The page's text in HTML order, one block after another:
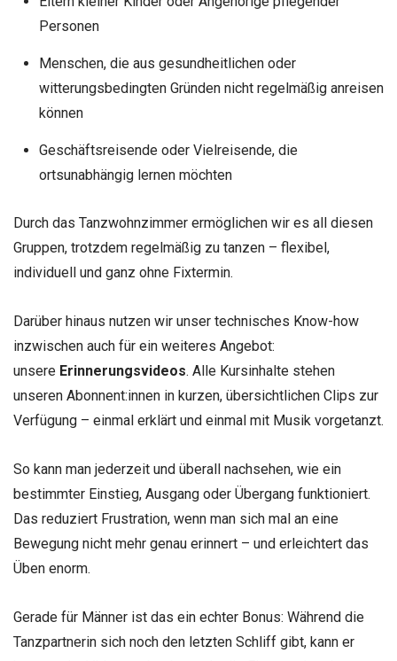
Personen
Menschen, die aus gesundheitlichen oder
witterungsbedingten Gründen nicht regelmäßig anreisen
können
Geschäftsreisende oder Vielreisende, die
ortsunabhängig lernen möchten
Durch das Tanzwohnzimmer ermöglichen wir es all diesen
Gruppen, trotzdem regelmäßig zu tanzen – flexibel,
individuell und ganz ohne Fixtermin.
Darüber hinaus nutzen wir unser technisches Know-how
inzwischen auch für ein weiteres Angebot:
unsere Erinnerungsvideos. Alle Kursinhalte stehen
unseren Abonnent:innen in kurzen, übersichtlichen Clips zur
Verfügung – einmal erklärt und einmal mit Musik vorgetanzt.
So kann man jederzeit und überall nachsehen, wie ein
bestimmter Einstieg, Ausgang oder Übergang funktioniert.
Das reduziert Frustration, wenn man sich mal an eine
Bewegung nicht mehr genau erinnert – und erleichtert das
Üben enorm.
Gerade für Männer ist das ein echter Bonus: Während die
Tanzpartnerin sich noch den letzten Schliff gibt, kann er